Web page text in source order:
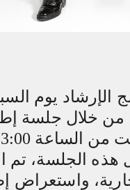
2026، من خلال جلسة
هذه الجلسة، تم
واستعراض